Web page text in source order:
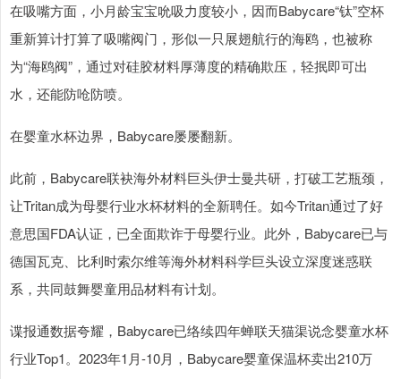
在吸嘴方面，小月龄宝宝吮吸力度较小，因而Babycare“钛”空杯
重新算计打算了吸嘴阀门，形似一只展翅航行的海鸥，也被称
为“海鸥阀”，通过对硅胶材料厚薄度的精确欺压，轻抿即可出
水，还能防呛防喷。
在婴童水杯边界，Babycare屡屡翻新。
此前，Babycare联袂海外材料巨头伊士曼共研，打破工艺瓶颈，
让Tritan成为母婴行业水杯材料的全新聘任。如今Tritan通过了好
意思国FDA认证，已全面欺诈于母婴行业。此外，Babycare已与
德国瓦克、比利时索尔维等海外材料科学巨头设立深度迷惑联
系，共同鼓舞婴童用品材料有计划。
谍报通数据夸耀，Babycare已络续四年蝉联天猫渠说念婴童水杯
行业Top1。2023年1月-10月，Babycare婴童保温杯卖出210万